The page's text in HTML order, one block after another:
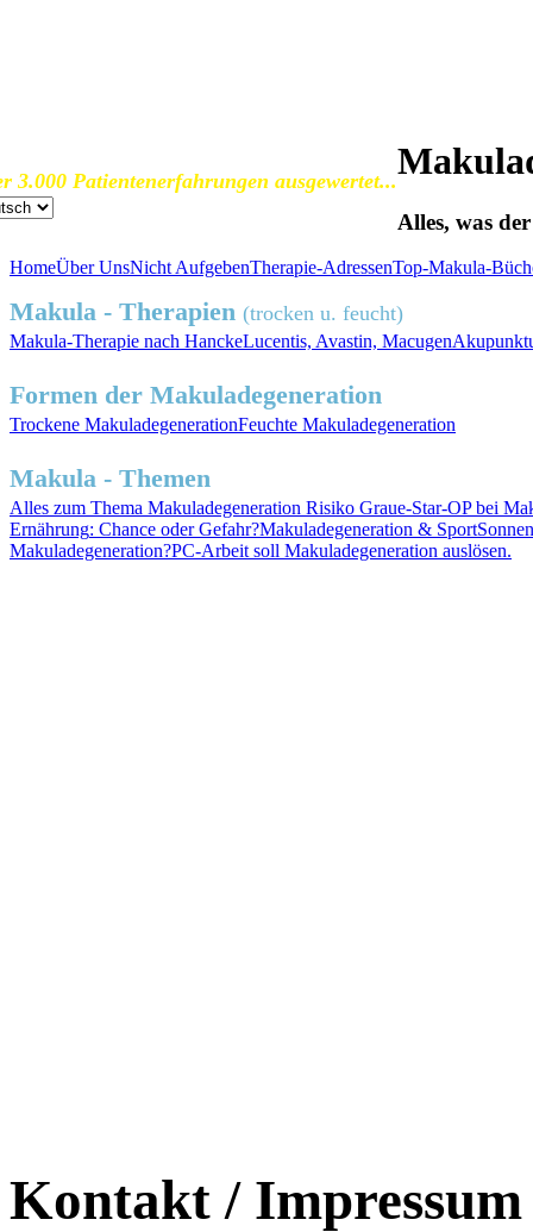
3.000 Patientenerfahrungen ausgewertet...
Alles, was
HomeÜber UnsNicht AufgebenTherapie-AdressenTop-Makula-
Makula - Therapien (trocken u. feucht)
Makula-Therapie nach HanckeLucentis, Avastin, Macugen
Formen der Makuladegeneration
Trockene MakuladegenerationFeuchte Makuladegeneration
Makula - Themen
Alles zum Thema Makuladegeneration Risiko Graue-Star-OPbei
Ernährung: Chance oder Gefahr?Makuladegeneration & Sport
Makuladegeneration?PC-Arbeit soll Makuladegeneration auslösen.
Kontakt / Impressum